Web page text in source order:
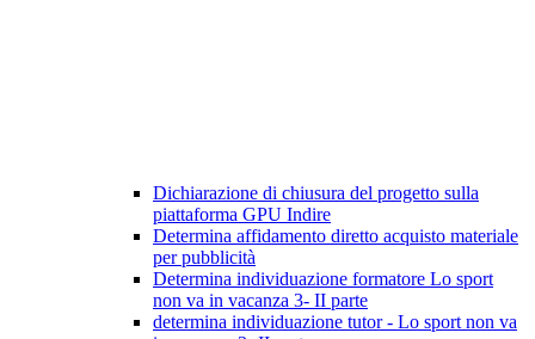
Dichiarazione di chiusura del progetto sulla
piattaforma GPU Indire
Determina affidamento diretto acquisto materiale
per pubblicità
Determina individuazione formatore Lo sport
non va in vacanza 3- II parte
determina individuazione tutor - Lo sport non va